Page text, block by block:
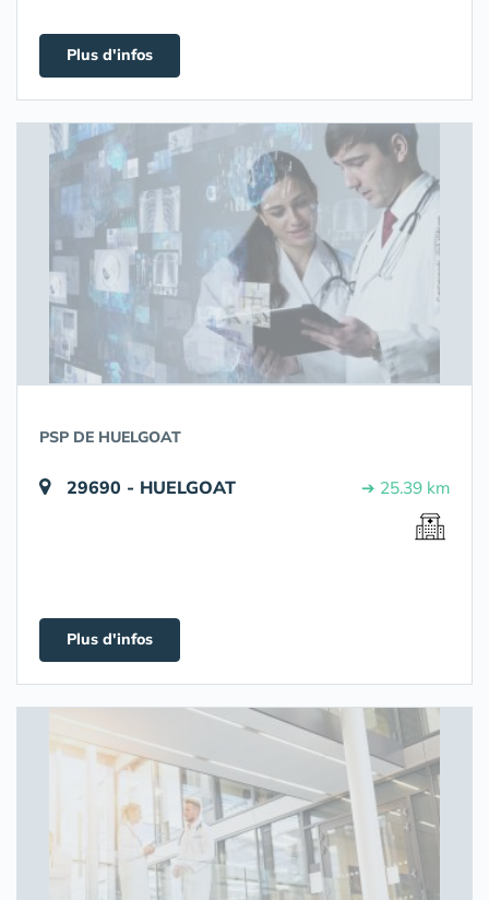
Plus d'infos
PSP DE HUELGOAT
29690 - HUELGOAT ➔ 25.39 km
Plus d'infos